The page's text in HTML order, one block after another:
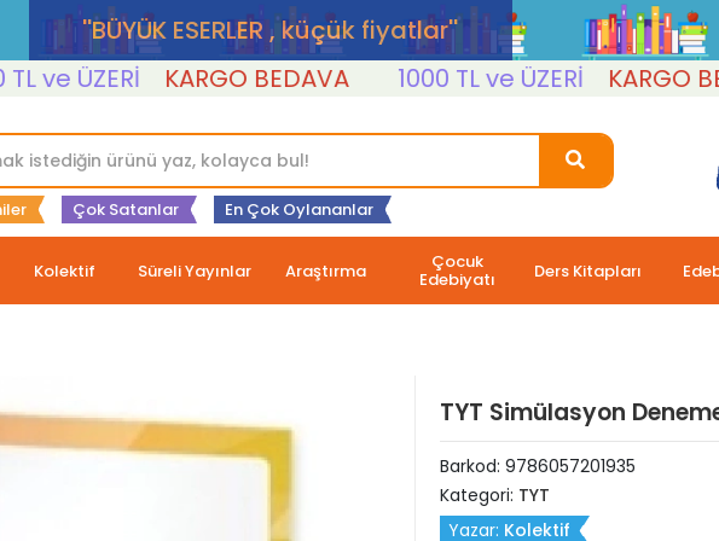
''BÜYÜK ESERLER , küçük fiyatlar''
ÜZERİ KARGO BEDAVA 1000 TL ve ÜZERİ KARGO
Çok Satanlar En Çok Oylananlar
Kolektif Süreli Yayınlar Araştırma Çocuk
Edebiyatı Ders Kitapları
TYT Simülasyon
Barkod: 9786057201935
Kategori: TYT
Yazar: Kolektif